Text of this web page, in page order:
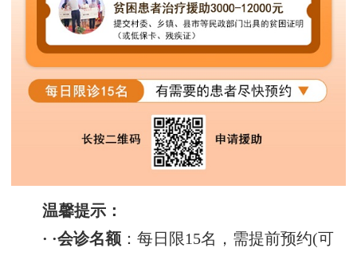
‌温馨提示：‌
· ·‌会诊名额‌ ：每日限15名，需提前预约(可